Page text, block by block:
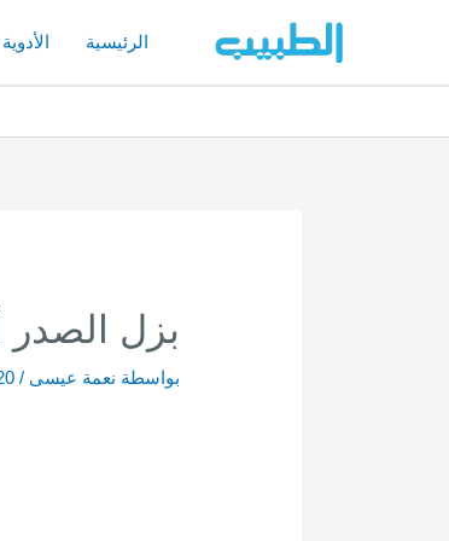
الرئيسية الأدوية
بزل الصدر
بواسطة نعمة عيسى /
23